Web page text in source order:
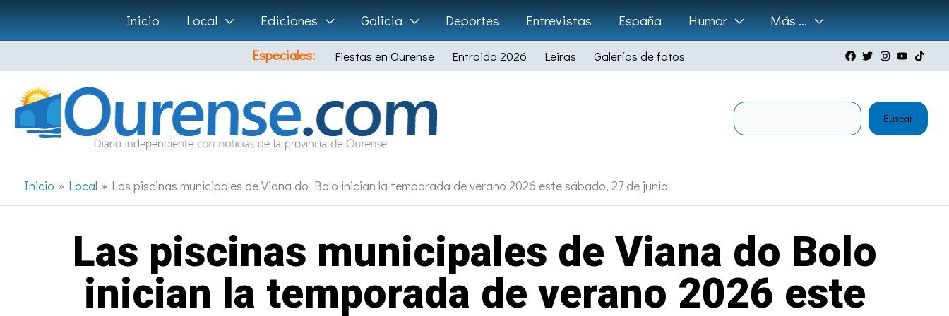
Ir
al
contenido
Inicio Local Ediciones Galicia Deportes Entrevistas España Humor
Más …
Especiales:
Fiestas en Ourense Entroido 2026 Leiras Galerías de fotos
Buscar
Inicio Local Las piscinas municipales de Viana do Bolo inician la temporada de verano 2026 este sábado, 27 de junio
Las piscinas municipales de Viana do Bolo
inician la temporada de verano 2026 este